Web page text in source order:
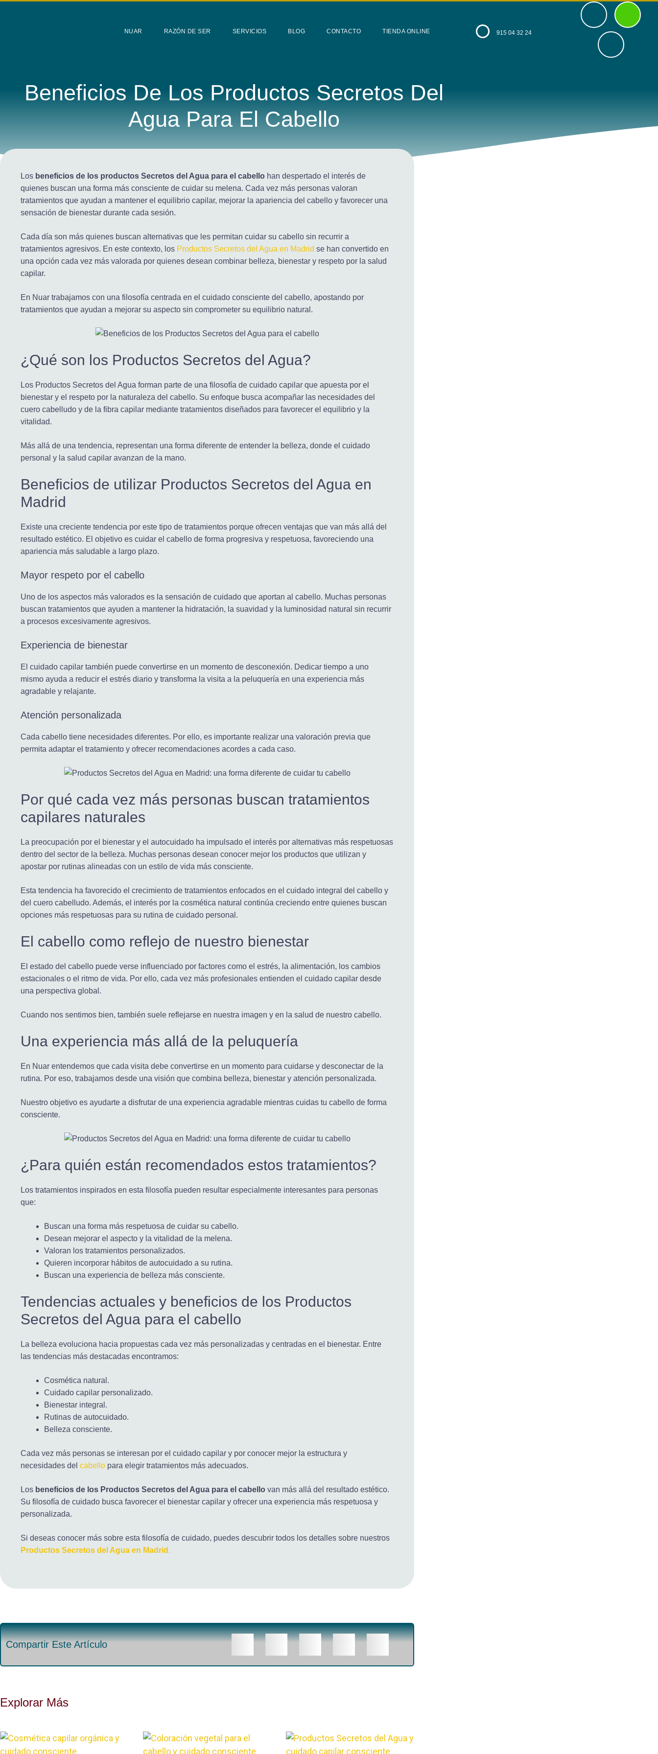
NUAR RAZÓN DE SER SERVICIOS BLOG CONTACTO TIENDA ONLINE 915 04 32 24
Beneficios De Los Productos Secretos Del
Agua Para El Cabello
Los beneficios de los productos Secretos del Agua para el cabello han despertado el interés de
quienes buscan una forma más consciente de cuidar su melena. Cada vez más personas valoran
tratamientos que ayudan a mantener el equilibrio capilar, mejorar la apariencia del cabello y favorecer una
sensación de bienestar durante cada sesión.
Cada día son más quienes buscan alternativas que les permitan cuidar su cabello sin recurrir a
tratamientos agresivos. En este contexto, los Productos Secretos del Agua en Madrid se han convertido en
una opción cada vez más valorada por quienes desean combinar belleza, bienestar y respeto por la salud
capilar.
En Nuar trabajamos con una filosofía centrada en el cuidado consciente del cabello, apostando por
tratamientos que ayudan a mejorar su aspecto sin comprometer su equilibrio natural.
¿Qué son los Productos Secretos del Agua?
Los Productos Secretos del Agua forman parte de una filosofía de cuidado capilar que apuesta por el
bienestar y el respeto por la naturaleza del cabello. Su enfoque busca acompañar las necesidades del
cuero cabelludo y de la fibra capilar mediante tratamientos diseñados para favorecer el equilibrio y la
vitalidad.
Más allá de una tendencia, representan una forma diferente de entender la belleza, donde el cuidado
personal y la salud capilar avanzan de la mano.
Beneficios de utilizar Productos Secretos del Agua en
Madrid
Existe una creciente tendencia por este tipo de tratamientos porque ofrecen ventajas que van más allá del
resultado estético. El objetivo es cuidar el cabello de forma progresiva y respetuosa, favoreciendo una
apariencia más saludable a largo plazo.
Mayor respeto por el cabello
Uno de los aspectos más valorados es la sensación de cuidado que aportan al cabello. Muchas personas
buscan tratamientos que ayuden a mantener la hidratación, la suavidad y la luminosidad natural sin recurrir
a procesos excesivamente agresivos.
Experiencia de bienestar
El cuidado capilar también puede convertirse en un momento de desconexión. Dedicar tiempo a uno
mismo ayuda a reducir el estrés diario y transforma la visita a la peluquería en una experiencia más
agradable y relajante.
Atención personalizada
Cada cabello tiene necesidades diferentes. Por ello, es importante realizar una valoración previa que
permita adaptar el tratamiento y ofrecer recomendaciones acordes a cada caso.
Por qué cada vez más personas buscan tratamientos
capilares naturales
La preocupación por el bienestar y el autocuidado ha impulsado el interés por alternativas más respetuosas
dentro del sector de la belleza. Muchas personas desean conocer mejor los productos que utilizan y
apostar por rutinas alineadas con un estilo de vida más consciente.
Esta tendencia ha favorecido el crecimiento de tratamientos enfocados en el cuidado integral del cabello y
del cuero cabelludo. Además, el interés por la cosmética natural continúa creciendo entre quienes buscan
opciones más respetuosas para su rutina de cuidado personal.
El cabello como reflejo de nuestro bienestar
El estado del cabello puede verse influenciado por factores como el estrés, la alimentación, los cambios
estacionales o el ritmo de vida. Por ello, cada vez más profesionales entienden el cuidado capilar desde
una perspectiva global.
Cuando nos sentimos bien, también suele reflejarse en nuestra imagen y en la salud de nuestro cabello.
Una experiencia más allá de la peluquería
En Nuar entendemos que cada visita debe convertirse en un momento para cuidarse y desconectar de la
rutina. Por eso, trabajamos desde una visión que combina belleza, bienestar y atención personalizada.
Nuestro objetivo es ayudarte a disfrutar de una experiencia agradable mientras cuidas tu cabello de forma
consciente.
¿Para quién están recomendados estos tratamientos?
Los tratamientos inspirados en esta filosofía pueden resultar especialmente interesantes para personas
que:
Buscan una forma más respetuosa de cuidar su cabello.
Desean mejorar el aspecto y la vitalidad de la melena.
Valoran los tratamientos personalizados.
Quieren incorporar hábitos de autocuidado a su rutina.
Buscan una experiencia de belleza más consciente.
Tendencias actuales y beneficios de los Productos
Secretos del Agua para el cabello
La belleza evoluciona hacia propuestas cada vez más personalizadas y centradas en el bienestar. Entre
las tendencias más destacadas encontramos:
Cosmética natural.
Cuidado capilar personalizado.
Bienestar integral.
Rutinas de autocuidado.
Belleza consciente.
Cada vez más personas se interesan por el cuidado capilar y por conocer mejor la estructura y
necesidades delcabello para elegir tratamientos más adecuados.
Los beneficios de los Productos Secretos del Agua para el cabello van más allá del resultado estético.
Su filosofía de cuidado busca favorecer el bienestar capilar y ofrecer una experiencia más respetuosa y
personalizada.
Si deseas conocer más sobre esta filosofía de cuidado, puedes descubrir todos los detalles sobre nuestros
Productos Secretos del Agua en Madrid .
Compartir Este Artículo
Explorar Más